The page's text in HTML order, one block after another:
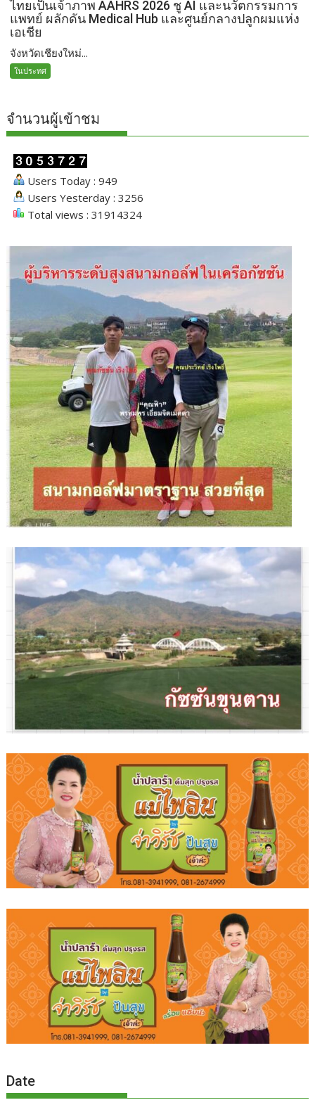
ไทยเป็นเจ้าภาพ AAHRS 2026 ชู AI และนวัตกรรมการ
แพทย์ ผลักดัน Medical Hub และศูนย์กลางปลูกผมแห่ง
เอเชีย
จังหวัดเชียงใหม่...
ในประทศ
จำนวนผู้เข้าชม
Users Today : 949
Users Yesterday : 3256
Total views : 31914324
Date